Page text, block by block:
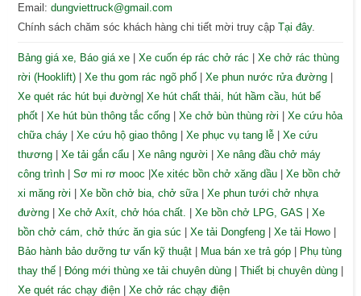
Email: dungviettruck@gmail.com
Chính sách chăm sóc khách hàng chi tiết mời truy cập Tại đây.
Bảng giá xe, Báo giá xe Xe cuốn ép rác chở rác
Xe chở rác thùng
rời (Hooklift)
Xe thu gom rác ngõ phố Xe phun nước rửa đường
Xe quét rác hút bụi đường Xe hút chất thải, hút hầm cầu, hút bể
phốt
Xe hút bùn thông tắc cống Xe chở bùn thùng rời
Xe cứu hỏa
chữa cháy
Xe cứu hộ giao thông Xe phục vụ tang lễ
Xe cứu
thương
Xe tải gắn cẩu Xe nâng người
Xe nâng đầu chở máy
công trình
Sơ mi rơ mooc Xe xitéc bồn chở xăng dầu
Xe bồn chở
xi măng rời
Xe bồn chở bia, chở sữa| Xe phun tưới chở nhựa
đường
Xe chở Axít, chở hóa chất. Xe bồn chở LPG, GAS
Xe
bồn chở cám, chở thức ăn gia súc
Xe tải Dongfeng Xe tải Howo
Bảo hành bảo dưỡng tư vấn kỹ thuật
Mua bán xe trả góp
Phụ tùng
thay thế
Đóng mới thùng xe tải chuyên dùng Thiết bị chuyên dùng
Xe quét rác chạy điện
Xe chở rác chạy điện